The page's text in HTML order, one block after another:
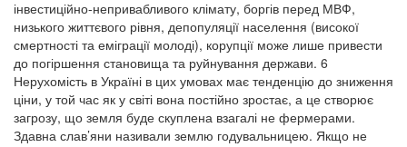
інвестиційно-непривабливого клімату, боргів перед МВФ,
низького життєвого рівня, депопуляції населення (високої
смертності та еміграції молоді), корупції може лише привести
до погіршення становища та руйнування держави. 6
Нерухомість в Україні в цих умовах має тенденцію до зниження
ціни, у той час як у світі вона постійно зростає, а це створює
загрозу, що земля буде скуплена взагалі не фермерами.
Здавна слав’яни називали землю годувальницею. Якщо не